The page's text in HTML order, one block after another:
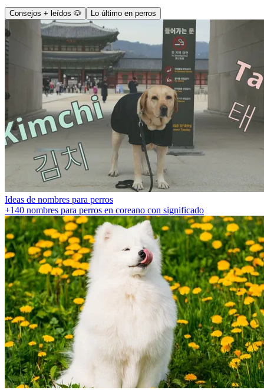
Consejos + leídos 🐶 Lo último en perros
Ideas de nombres para perros
+140 nombres para perros en coreano con significado